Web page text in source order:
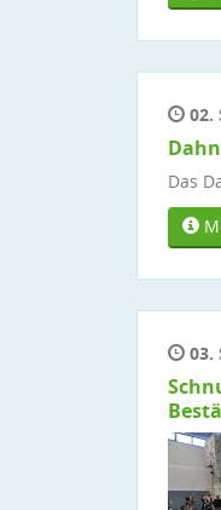
02.
Das
03.